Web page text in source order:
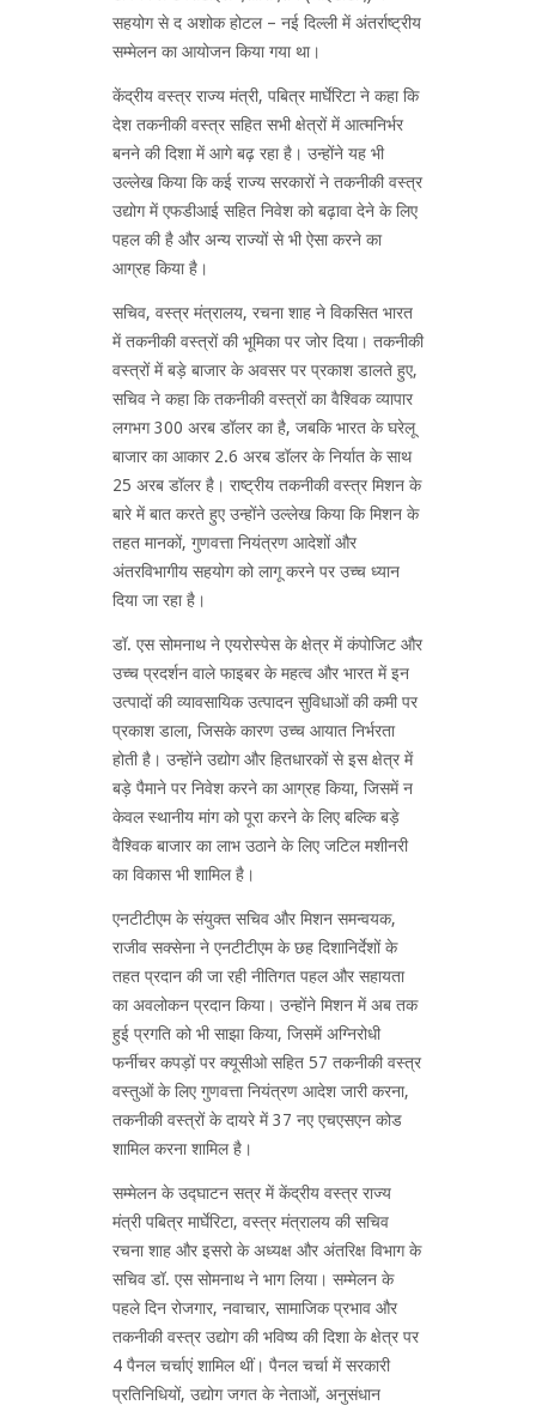
सहयोग से द अशोक होटल – नई दिल्ली में अंतर्राष्ट्रीय
सम्मेलन का आयोजन किया गया था।
केंद्रीय वस्त्र राज्य मंत्री, पबित्र मार्घेरिटा ने कहा कि
देश तकनीकी वस्त्र सहित सभी क्षेत्रों में आत्मनिर्भर
बनने की दिशा में आगे बढ़ रहा है। उन्होंने यह भी
उल्लेख किया कि कई राज्य सरकारों ने तकनीकी वस्त्र
उद्योग में एफडीआई सहित निवेश को बढ़ावा देने के लिए
पहल की है और अन्य राज्यों से भी ऐसा करने का
आग्रह किया है।
सचिव, वस्त्र मंत्रालय, रचना शाह ने विकसित भारत
में तकनीकी वस्त्रों की भूमिका पर जोर दिया। तकनीकी
वस्त्रों में बड़े बाजार के अवसर पर प्रकाश डालते हुए,
सचिव ने कहा कि तकनीकी वस्त्रों का वैश्विक व्यापार
लगभग 300 अरब डॉलर का है, जबकि भारत के घरेलू
बाजार का आकार 2.6 अरब डॉलर के निर्यात के साथ
25 अरब डॉलर है। राष्ट्रीय तकनीकी वस्त्र मिशन के
बारे में बात करते हुए उन्होंने उल्लेख किया कि मिशन के
तहत मानकों, गुणवत्ता नियंत्रण आदेशों और
अंतरविभागीय सहयोग को लागू करने पर उच्च ध्यान
दिया जा रहा है।
डॉ. एस सोमनाथ ने एयरोस्पेस के क्षेत्र में कंपोजिट और
उच्च प्रदर्शन वाले फाइबर के महत्व और भारत में इन
उत्पादों की व्यावसायिक उत्पादन सुविधाओं की कमी पर
प्रकाश डाला, जिसके कारण उच्च आयात निर्भरता
होती है। उन्होंने उद्योग और हितधारकों से इस क्षेत्र में
बड़े पैमाने पर निवेश करने का आग्रह किया, जिसमें न
केवल स्थानीय मांग को पूरा करने के लिए बल्कि बड़े
वैश्विक बाजार का लाभ उठाने के लिए जटिल मशीनरी
का विकास भी शामिल है।
एनटीटीएम के संयुक्त सचिव और मिशन समन्वयक,
राजीव सक्सेना ने एनटीटीएम के छह दिशानिर्देशों के
तहत प्रदान की जा रही नीतिगत पहल और सहायता
का अवलोकन प्रदान किया। उन्होंने मिशन में अब तक
हुई प्रगति को भी साझा किया, जिसमें अग्निरोधी
फर्नीचर कपड़ों पर क्यूसीओ सहित 57 तकनीकी वस्त्र
वस्तुओं के लिए गुणवत्ता नियंत्रण आदेश जारी करना,
तकनीकी वस्त्रों के दायरे में 37 नए एचएसएन कोड
शामिल करना शामिल है।
सम्मेलन के उद्घाटन सत्र में केंद्रीय वस्त्र राज्य
मंत्री पबित्र मार्घेरिटा, वस्त्र मंत्रालय की सचिव
रचना शाह और इसरो के अध्यक्ष और अंतरिक्ष विभाग के
सचिव डॉ. एस सोमनाथ ने भाग लिया। सम्मेलन के
पहले दिन रोजगार, नवाचार, सामाजिक प्रभाव और
तकनीकी वस्त्र उद्योग की भविष्य की दिशा के क्षेत्र पर
4 पैनल चर्चाएं शामिल थीं। पैनल चर्चा में सरकारी
प्रतिनिधियों, उद्योग जगत के नेताओं, अनुसंधान